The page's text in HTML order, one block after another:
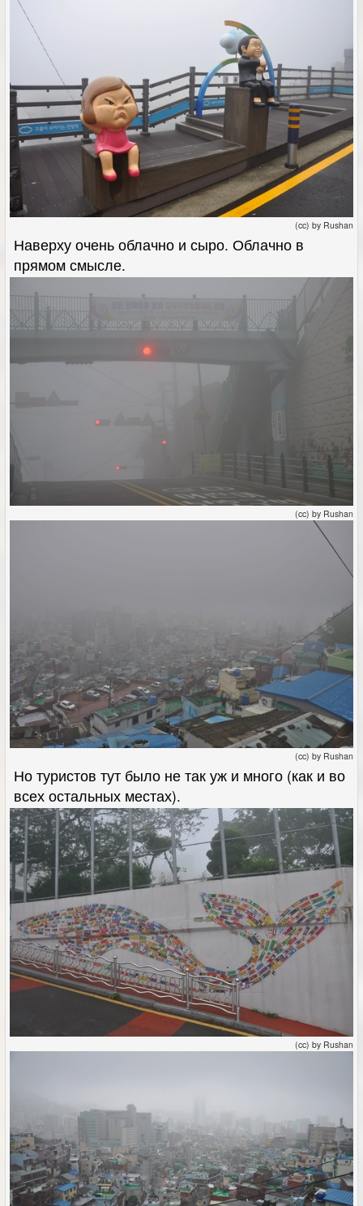
(cc) by Rushan
Наверху очень облачно и сыро. Облачно в
прямом смысле.
(cc) by Rushan
(cc) by Rushan
Но туристов тут было не так уж и много (как и во
всех остальных местах).
(cc) by Rushan